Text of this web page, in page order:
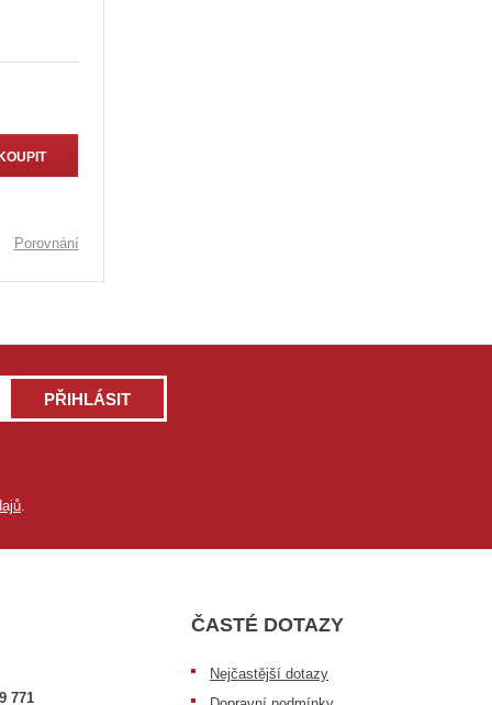
Porovnání
PŘIHLÁSIT
.
771
ČASTÉ DOTAZY
Nejčastější dotazy